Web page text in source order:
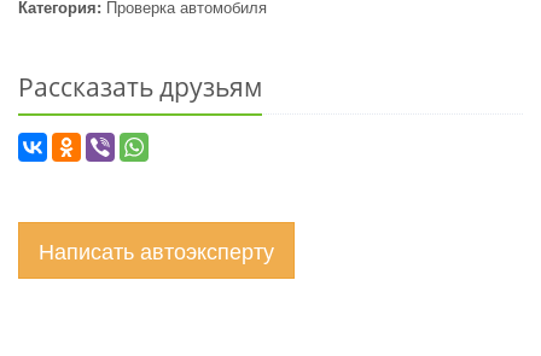
Категория: Проверка автомобиля
Рассказать друзьям
Написать автоэксперту